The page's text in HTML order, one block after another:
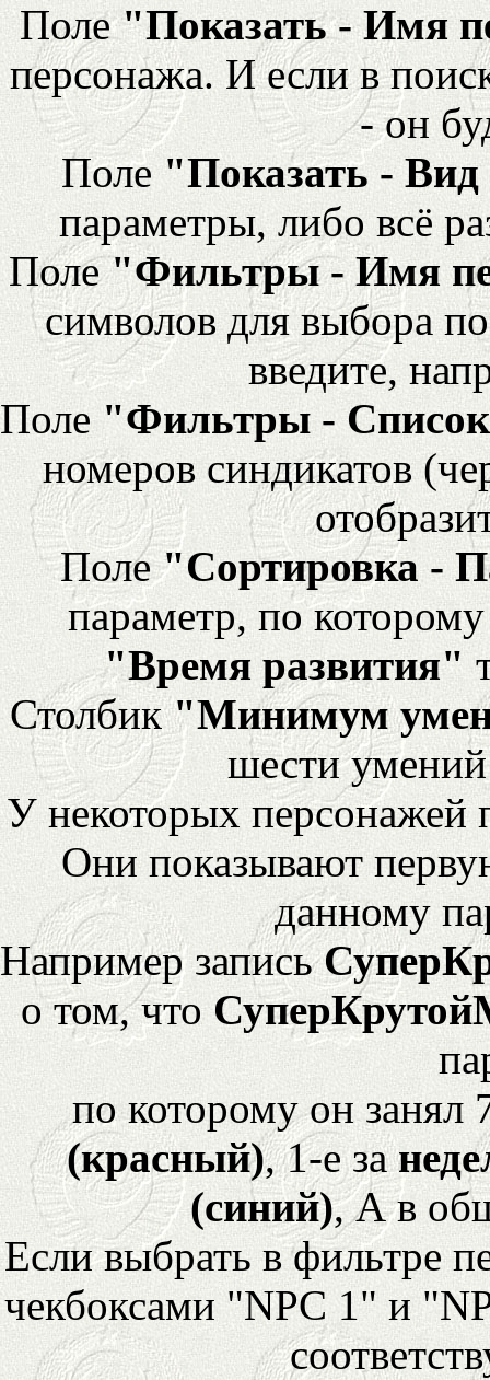
Поле"Показать - Имя
персонажа. И если в
- он
Поле "Показать -
параметры, либо всё
Поле"Фильтры - Имя
символов для выбора
введите,
Поле "Фильтры -
номеров синдикатов
Поле"Сортировка -
параметр, по
"Время развития"
Столбик"Минимум
шести
У некоторых персонажей
Они показывают
данному
Например запись
о том, что
по которому он
(красный), 1-е за
(синий), А в
Если выбрать в фильтре
чекбоксами "NPC 1" и